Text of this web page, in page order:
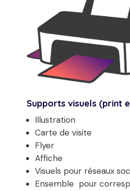
Supports visuels (print
Illustration
Carte de visite
Flyer
Affiche
Visuels pour réseaux
Ensemble pour